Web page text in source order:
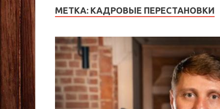
МЕТКА: КАДРОВЫЕ ПЕРЕСТАНОВКИ